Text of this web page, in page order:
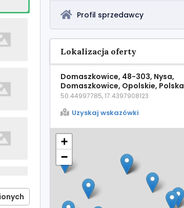
Profil sprzedawcy
Lokalizacja oferty
Domaszkowice, 48-303, Nysa,
Domaszkowice, Opolskie, Polska
50.44997785, 17.4397908123
Uzyskaj wskazówki
+
−